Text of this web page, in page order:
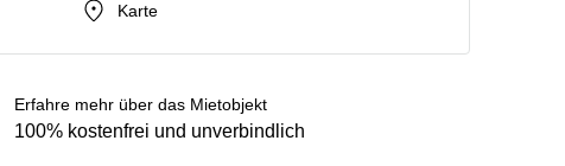
Karte
Erfahre mehr über das Mietobjekt
100% kostenfrei und unverbindlich